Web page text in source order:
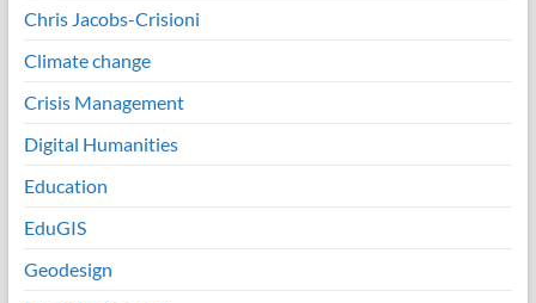
Chris Jacobs-Crisioni
Climate change
Crisis Management
Digital Humanities
Education
EduGIS
Geodesign